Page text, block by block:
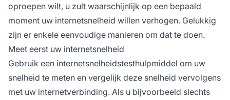
oproepen wilt, u zult waarschijnlijk op een bepaald
moment uw internetsnelheid willen verhogen. Gelukkig
zijn er enkele eenvoudige manieren om dat te doen.
Meet eerst uw internetsnelheid
Gebruik een internetsnelheidstesthulpmiddel om uw
snelheid te meten en vergelijk deze snelheid vervolgens
met uw internetverbinding. Als u bijvoorbeeld slechts